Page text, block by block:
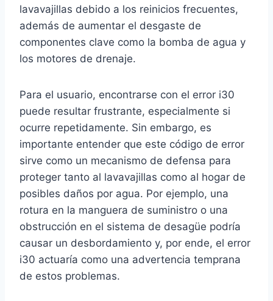
lavavajillas debido a los reinicios frecuentes,
además de aumentar el desgaste de
componentes clave como la bomba de agua y
los motores de drenaje.
Para el usuario, encontrarse con el error i30
puede resultar frustrante, especialmente si
ocurre repetidamente. Sin embargo, es
importante entender que este código de error
sirve como un mecanismo de defensa para
proteger tanto al lavavajillas como al hogar de
posibles daños por agua. Por ejemplo, una
rotura en la manguera de suministro o una
obstrucción en el sistema de desagüe podría
causar un desbordamiento y, por ende, el error
i30 actuaría como una advertencia temprana
de estos problemas.